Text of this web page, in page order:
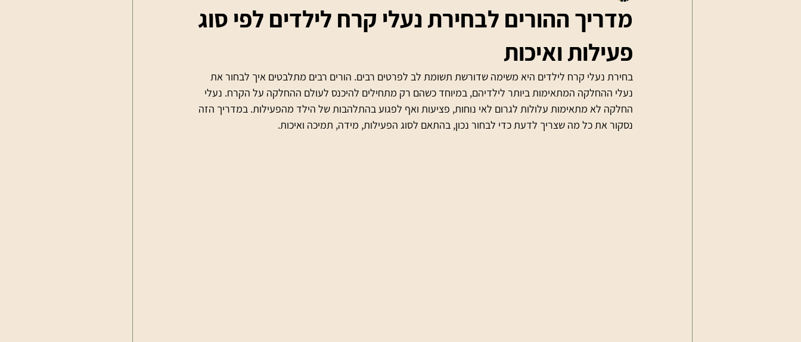
מדריך ההורים לבחירת נעלי קרח לילדים לפי סוג
פעילות ואיכות
בחירת נעלי קרח לילדים היא משימה שדורשת תשומת לב לפרטים רבים. הורים רבים מתלבטים איך לבחור את
נעלי ההחלקה המתאימות ביותר לילדיהם, במיוחד כשהם רק מתחילים להיכנס לעולם ההחלקה על הקרח. נעלי
החלקה לא מתאימות עלולות לגרום לאי נוחות, פציעות ואף לפגוע בהתלהבות של הילד מהפעילות. במדריך הזה
נסקור את כל מה שצריך לדעת כדי לבחור נכון, בהתאם לסוג הפעילות, מידה, תמיכה ואיכות.